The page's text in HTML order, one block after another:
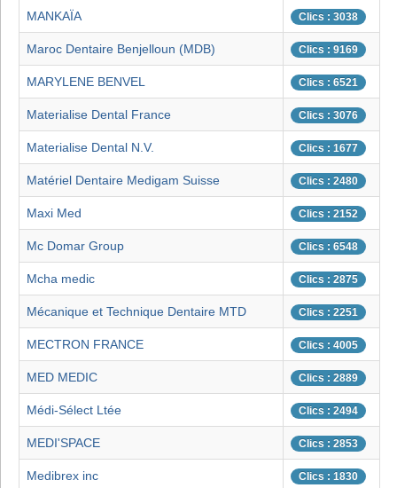
MANKAÏA Clics : 3038
Maroc Dentaire Benjelloun (MDB) Clics : 9169
MARYLENE BENVEL Clics : 6521
Materialise Dental France Clics : 3076
Materialise Dental N.V. Clics : 1677
Matériel Dentaire Medigam Suisse Clics : 2480
Maxi Med Clics : 2152
Mc Domar Group Clics : 6548
Mcha medic Clics : 2875
Mécanique et Technique Dentaire MTD Clics : 2251
MECTRON FRANCE Clics : 4005
MED MEDIC Clics : 2889
Médi-Sélect Ltée Clics : 2494
MEDI'SPACE Clics : 2853
Medibrex inc Clics : 1830